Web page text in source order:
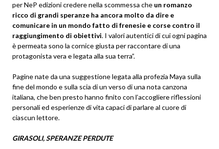
per NeP edizioni credere nella scommessa che un romanzo
ricco di grandi speranze ha ancora molto da dire e
comunicare in un mondo fatto di frenesie e corse contro il
raggiungimento di obiettivi. I valori autentici di cui ogni pagina
è permeata sono la cornice giusta per raccontare di una
protagonista vera e legata alla sua terra”.
Pagine nate da una suggestione legata alla profezia Maya sulla
fine del mondo e sulla scia di un verso di una nota canzona
italiana, che ben presto hanno finito con l’accogliere riflessioni
personali ed esperienze di vita capaci di parlare al cuore di
ciascun lettore.
GIRASOLI, SPERANZE PERDUTE